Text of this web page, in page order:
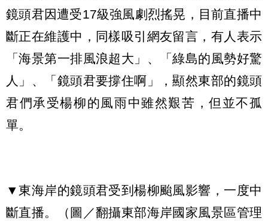
鏡頭君因遭受17級強風劇烈搖晃，目前直播中
斷正在維護中，同樣吸引網友留言，有人表示
「海景第一排風浪超大」、「綠島的風勢好驚
人」、「鏡頭君要撐住啊」，顯然東部的鏡頭
君們承受楊柳的風雨中雖然艱苦，但並不孤
單。
▼東海岸的鏡頭君受到楊柳颱風影響，一度中
斷直播。（圖／翻攝東部海岸國家風景區管理